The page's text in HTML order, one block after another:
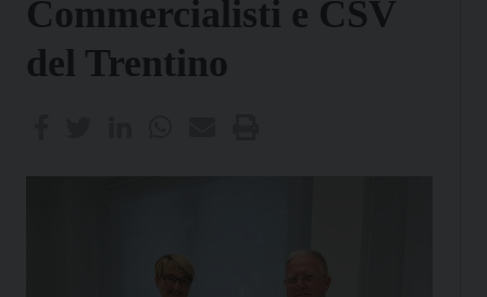
Commercialisti e CSV
del Trentino